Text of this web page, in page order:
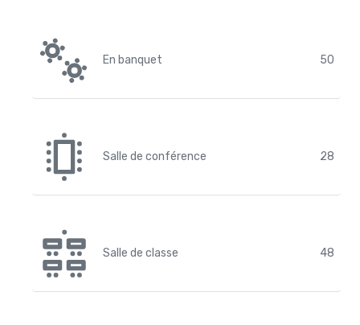
En banquet 50
Salle de conférence 28
Salle de classe 48